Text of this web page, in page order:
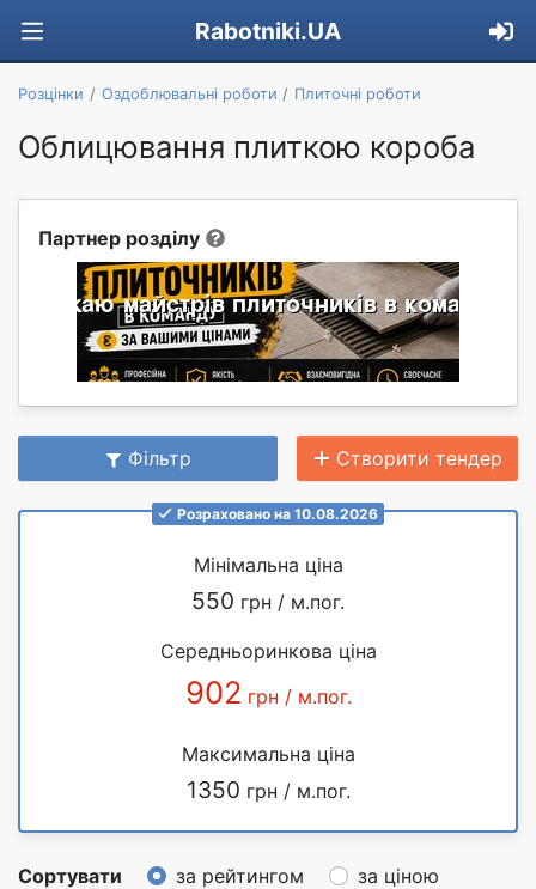
Rabotniki.UA
Розцінки Оздоблювальні роботи Плиточні роботи
Облицювання плиткою короба
Партнер розділу
Фільтр Створити тендер
Розраховано на 10.08.2026
Мінімальна ціна
550 грн / м.пог.
Середньоринкова ціна
902 грн / м.пог.
Максимальна ціна
1350 грн / м.пог.
Сортувати за рейтингом
за ціною